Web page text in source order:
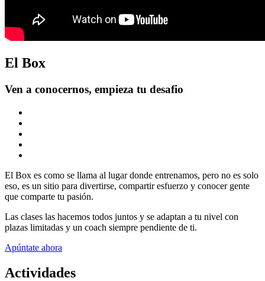
El Box
Ven a conocernos, empieza tu desafio
El Box es como se llama al lugar donde entrenamos, pero no es solo
eso, es un sitio para divertirse, compartir esfuerzo y conocer gente
que comparte tu pasión.
Las clases las hacemos todos juntos y se adaptan a tu nivel con
plazas limitadas y un coach siempre pendiente de ti.
Apúntate ahora
Actividades